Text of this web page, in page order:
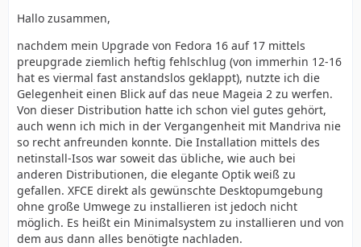
Hallo zusammen,
nachdem mein Upgrade von Fedora 16 auf 17 mittels
preupgrade ziemlich heftig fehlschlug (von immerhin 12-16
hat es viermal fast anstandslos geklappt), nutzte ich die
Gelegenheit einen Blick auf das neue Mageia 2 zu werfen.
Von dieser Distribution hatte ich schon viel gutes gehört,
auch wenn ich mich in der Vergangenheit mit Mandriva nie
so recht anfreunden konnte. Die Installation mittels des
netinstall-Isos war soweit das übliche, wie auch bei
anderen Distributionen, die elegante Optik weiß zu
gefallen. XFCE direkt als gewünschte Desktopumgebung
ohne große Umwege zu installieren ist jedoch nicht
möglich. Es heißt ein Minimalsystem zu installieren und von
dem aus dann alles benötigte nachladen.